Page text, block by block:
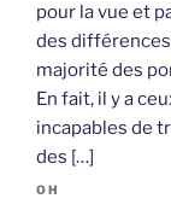
pour la vue et
des différences
majorité des
En fait, il y a
incapables de
des […]
OH